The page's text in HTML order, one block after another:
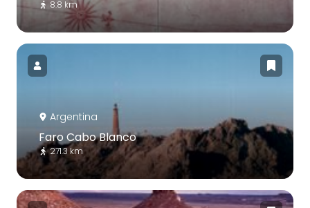
8.8 km
Argentina
Faro Cabo Blanco
271.3 km